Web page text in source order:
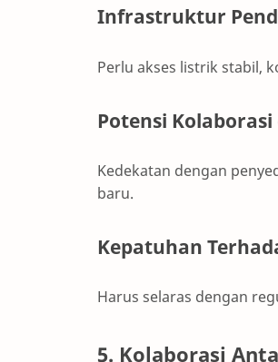
Infrastruktur
Perlu akses listrik stabil,
Potensi
Kedekatan dengan
baru.
Kepatuhan
Harus selaras dengan
5. Kolaborasi